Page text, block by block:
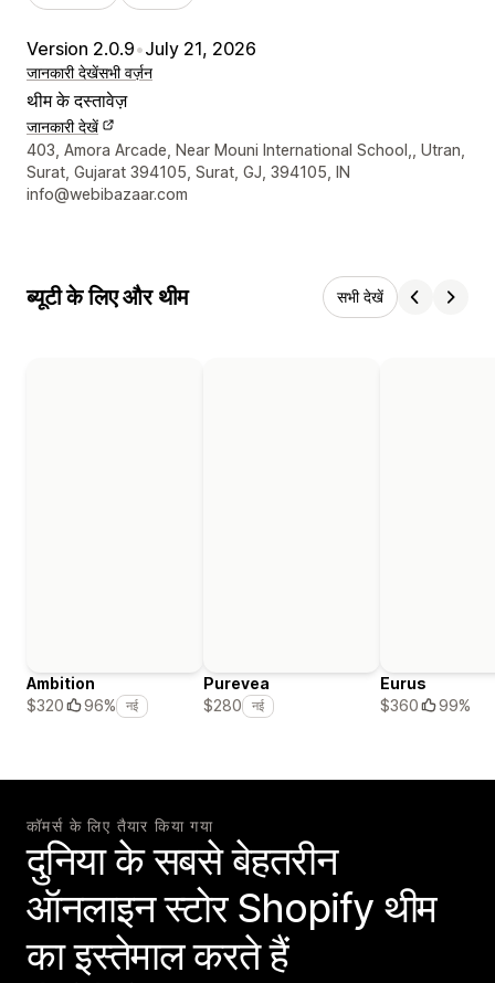
Version 2.0.9•July 21, 2026
जानकारी देखेंसभी वर्ज़न
थीम के दस्तावेज़
जानकारी देखें
डिज़ाइनर के संपर्क की जानकारी
403, Amora Arcade, Near Mouni International School,, Utran,
Surat, Gujarat 394105, Surat, GJ, 394105, IN
info@webibazaar.com
ब्यूटी के लिए और थीम सभी देखें
Ambition
$320
96% नई
Purevea
$280
नई
Eurus
$360
99%
कॉमर्स के लिए तैयार किया गया
दुनिया के सबसे बेहतरीन
ऑनलाइन स्टोर Shopify थीम
का इस्तेमाल करते हैं